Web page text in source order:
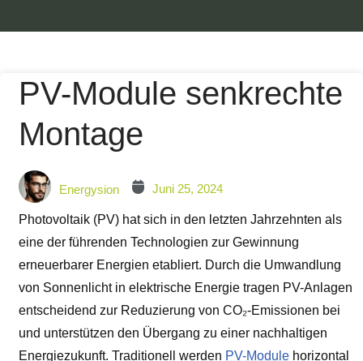
PV-Module senkrechte
Montage
Energysion Juni 25, 2024
Photovoltaik (PV) hat sich in den letzten Jahrzehnten als
eine der führenden Technologien zur Gewinnung
erneuerbarer Energien etabliert. Durch die Umwandlung
von Sonnenlicht in elektrische Energie tragen PV-Anlagen
entscheidend zur Reduzierung von CO₂-Emissionen bei
und unterstützen den Übergang zu einer nachhaltigen
Energiezukunft. Traditionell werden PV-Module horizontal